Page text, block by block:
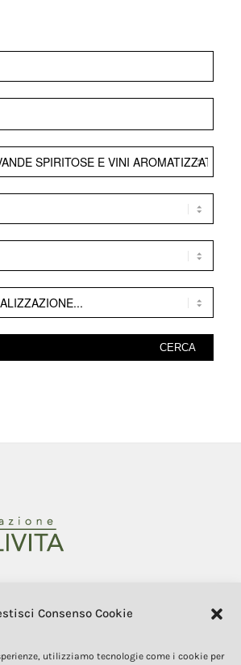
Consenso Cookie
utilizziamo tecnologie come i cookie per
69